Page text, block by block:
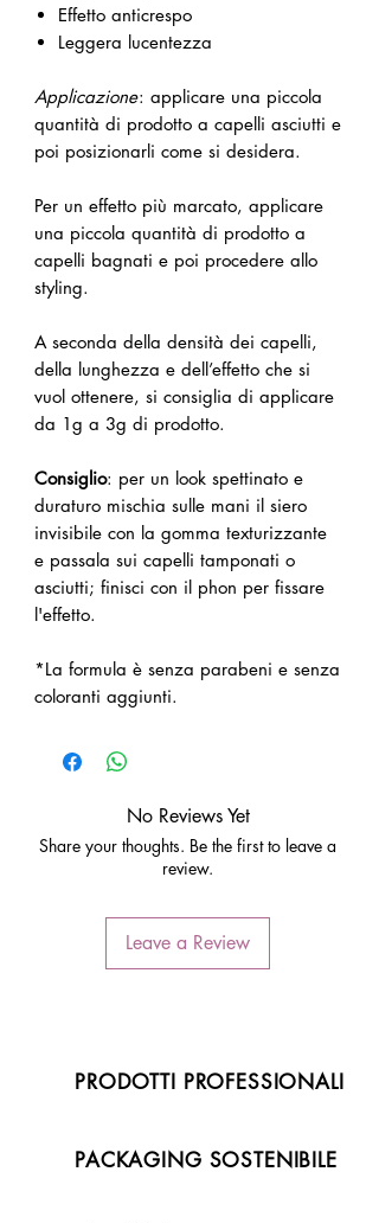
Effetto anticrespo
Leggera lucentezza
Applicazione: applicare una piccola
quantità di prodotto a capelli asciutti e
poi posizionarli come si desidera.
Per un effetto più marcato, applicare
una piccola quantità di prodotto a
capelli bagnati e poi procedere allo
styling.
A seconda della densità dei capelli,
della lunghezza e dell’effetto che si
vuol ottenere, si consiglia di applicare
da 1g a 3g di prodotto.
Consiglio: per un look spettinato e
duraturo mischia sulle mani il siero
invisibile con la gomma texturizzante
e passala sui capelli tamponati o
asciutti; finisci con il phon per fissare
l'effetto.
*La formula è senza parabeni e senza
coloranti aggiunti.
No Reviews Yet
Share your thoughts. Be the first to leave a
review.
Leave a Review
PRODOTTI PROFESSIONALI
PACKAGING SOSTENIBILE